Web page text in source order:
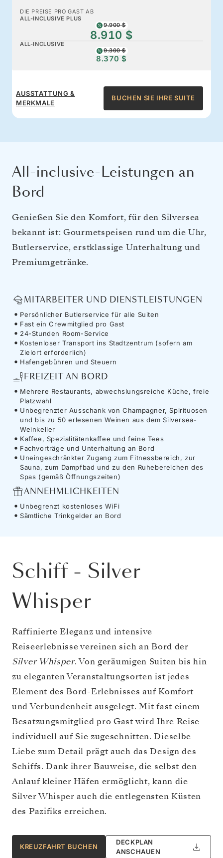
DIE PREISE PRO GAST AB
ALL-INCLUSIVE PLUS
9.900 $
8.910 $
ALL-INCLUSIVE
9.300 $
8.370 $
AUSSTATTUNG &
MERKMALE
BUCHEN SIE IHRE SUITE
All-inclusive-Leistungen an
Bord
Genießen Sie den Komfort, für den Silversea
bekannt ist: Gourmetspeisen rund um die Uhr,
Butlerservice, erstklassige Unterhaltung und
Premiumgetränke.
MITARBEITER UND DIENSTLEISTUNGEN
Persönlicher Butlerservice für alle Suiten
Fast ein Crewmitglied pro Gast
24-Stunden Room-Service
Kostenloser Transport ins Stadtzentrum (sofern am
Zielort erforderlich)
Hafengebühren und Steuern
FREIZEIT AN BORD
Mehrere Restaurants, abwechslungsreiche Küche, freie
Platzwahl
Unbegrenzter Ausschank von Champagner, Spirituosen
und bis zu 50 erlesenen Weinen aus dem Silversea-
Weinkeller
Kaffee, Spezialitätenkaffee und feine Tees
Fachvorträge und Unterhaltung an Bord
Uneingeschränkter Zugang zum Fitnessbereich, zur
Sauna, zum Dampfbad und zu den Ruhebereichen des
Spas (gemäß Öffnungszeiten)
ANNEHMLICHKEITEN
Unbegrenzt kostenloses WiFi
Sämtliche Trinkgelder an Bord
Schiff- Silver
Whisper
Raffinierte Eleganz und intensive
Reiseerlebnisse vereinen sich an Bord der
Silver Whisper. Von geräumigen Suiten bis hin
zu eleganten Veranstaltungsorten ist jedes
Element des Bord-Erlebnisses auf Komfort
und Verbundenheit ausgelegt. Mit fast einem
Besatzungsmitglied pro Gast wird Ihre Reise
individuell auf Sie zugeschnitten. Dieselbe
Liebe zum Detail prägt auch das Design des
Schiffs. Dank ihrer Bauweise, die selbst den
Anlauf kleiner Häfen ermöglicht, kann die
Silver Whisper auch die entlegensten Küsten
des Pazifiks erreichen.
KREUZFAHRT BUCHEN
DECKPLAN
ANSCHAUEN